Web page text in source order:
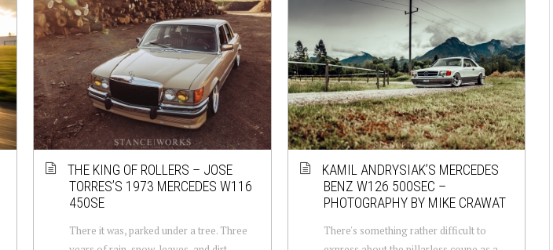
THE KING OF ROLLERS – JOSE
TORRES’S 1973 MERCEDES W116
450SE
There it was, parked under a tree. Three
KAMIL ANDRYSIAK’S MERCEDES
BENZ W126 500SEC –
PHOTOGRAPHY BY MIKE CRAWAT
There's something rather difficult to